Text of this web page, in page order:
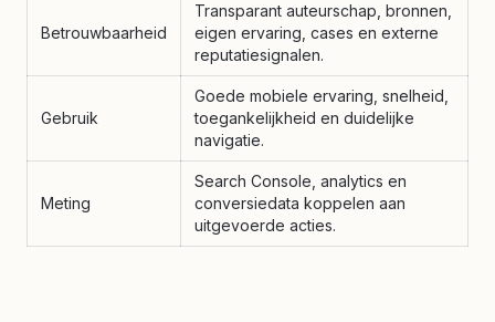
Betrouwbaarheid
Transparant auteurschap, bronnen,
eigen ervaring, cases en externe
reputatiesignalen.
Gebruik
Goede mobiele ervaring, snelheid,
toegankelijkheid en duidelijke
navigatie.
Meting
Search Console, analytics en
conversiedata koppelen aan
uitgevoerde acties.